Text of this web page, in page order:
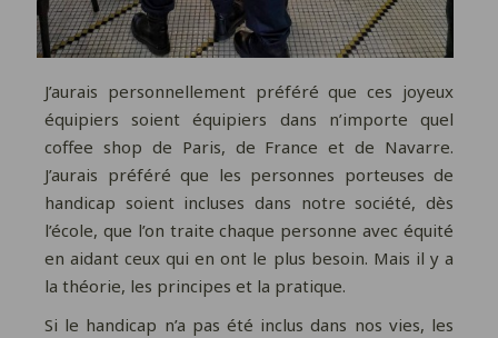
J’aurais personnellement préféré que ces joyeux
équipiers soient équipiers dans n’importe quel
coffee shop de Paris, de France et de Navarre.
J’aurais préféré que les personnes porteuses de
handicap soient incluses dans notre société, dès
l’école, que l’on traite chaque personne avec équité
en aidant ceux qui en ont le plus besoin. Mais il y a
la théorie, les principes et la pratique.
Si le handicap n’a pas été inclus dans nos vies, les